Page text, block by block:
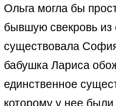
Ольга могла бы
бывшую свекровь
существовала
бабушка Лариса
единственное
которому у нее